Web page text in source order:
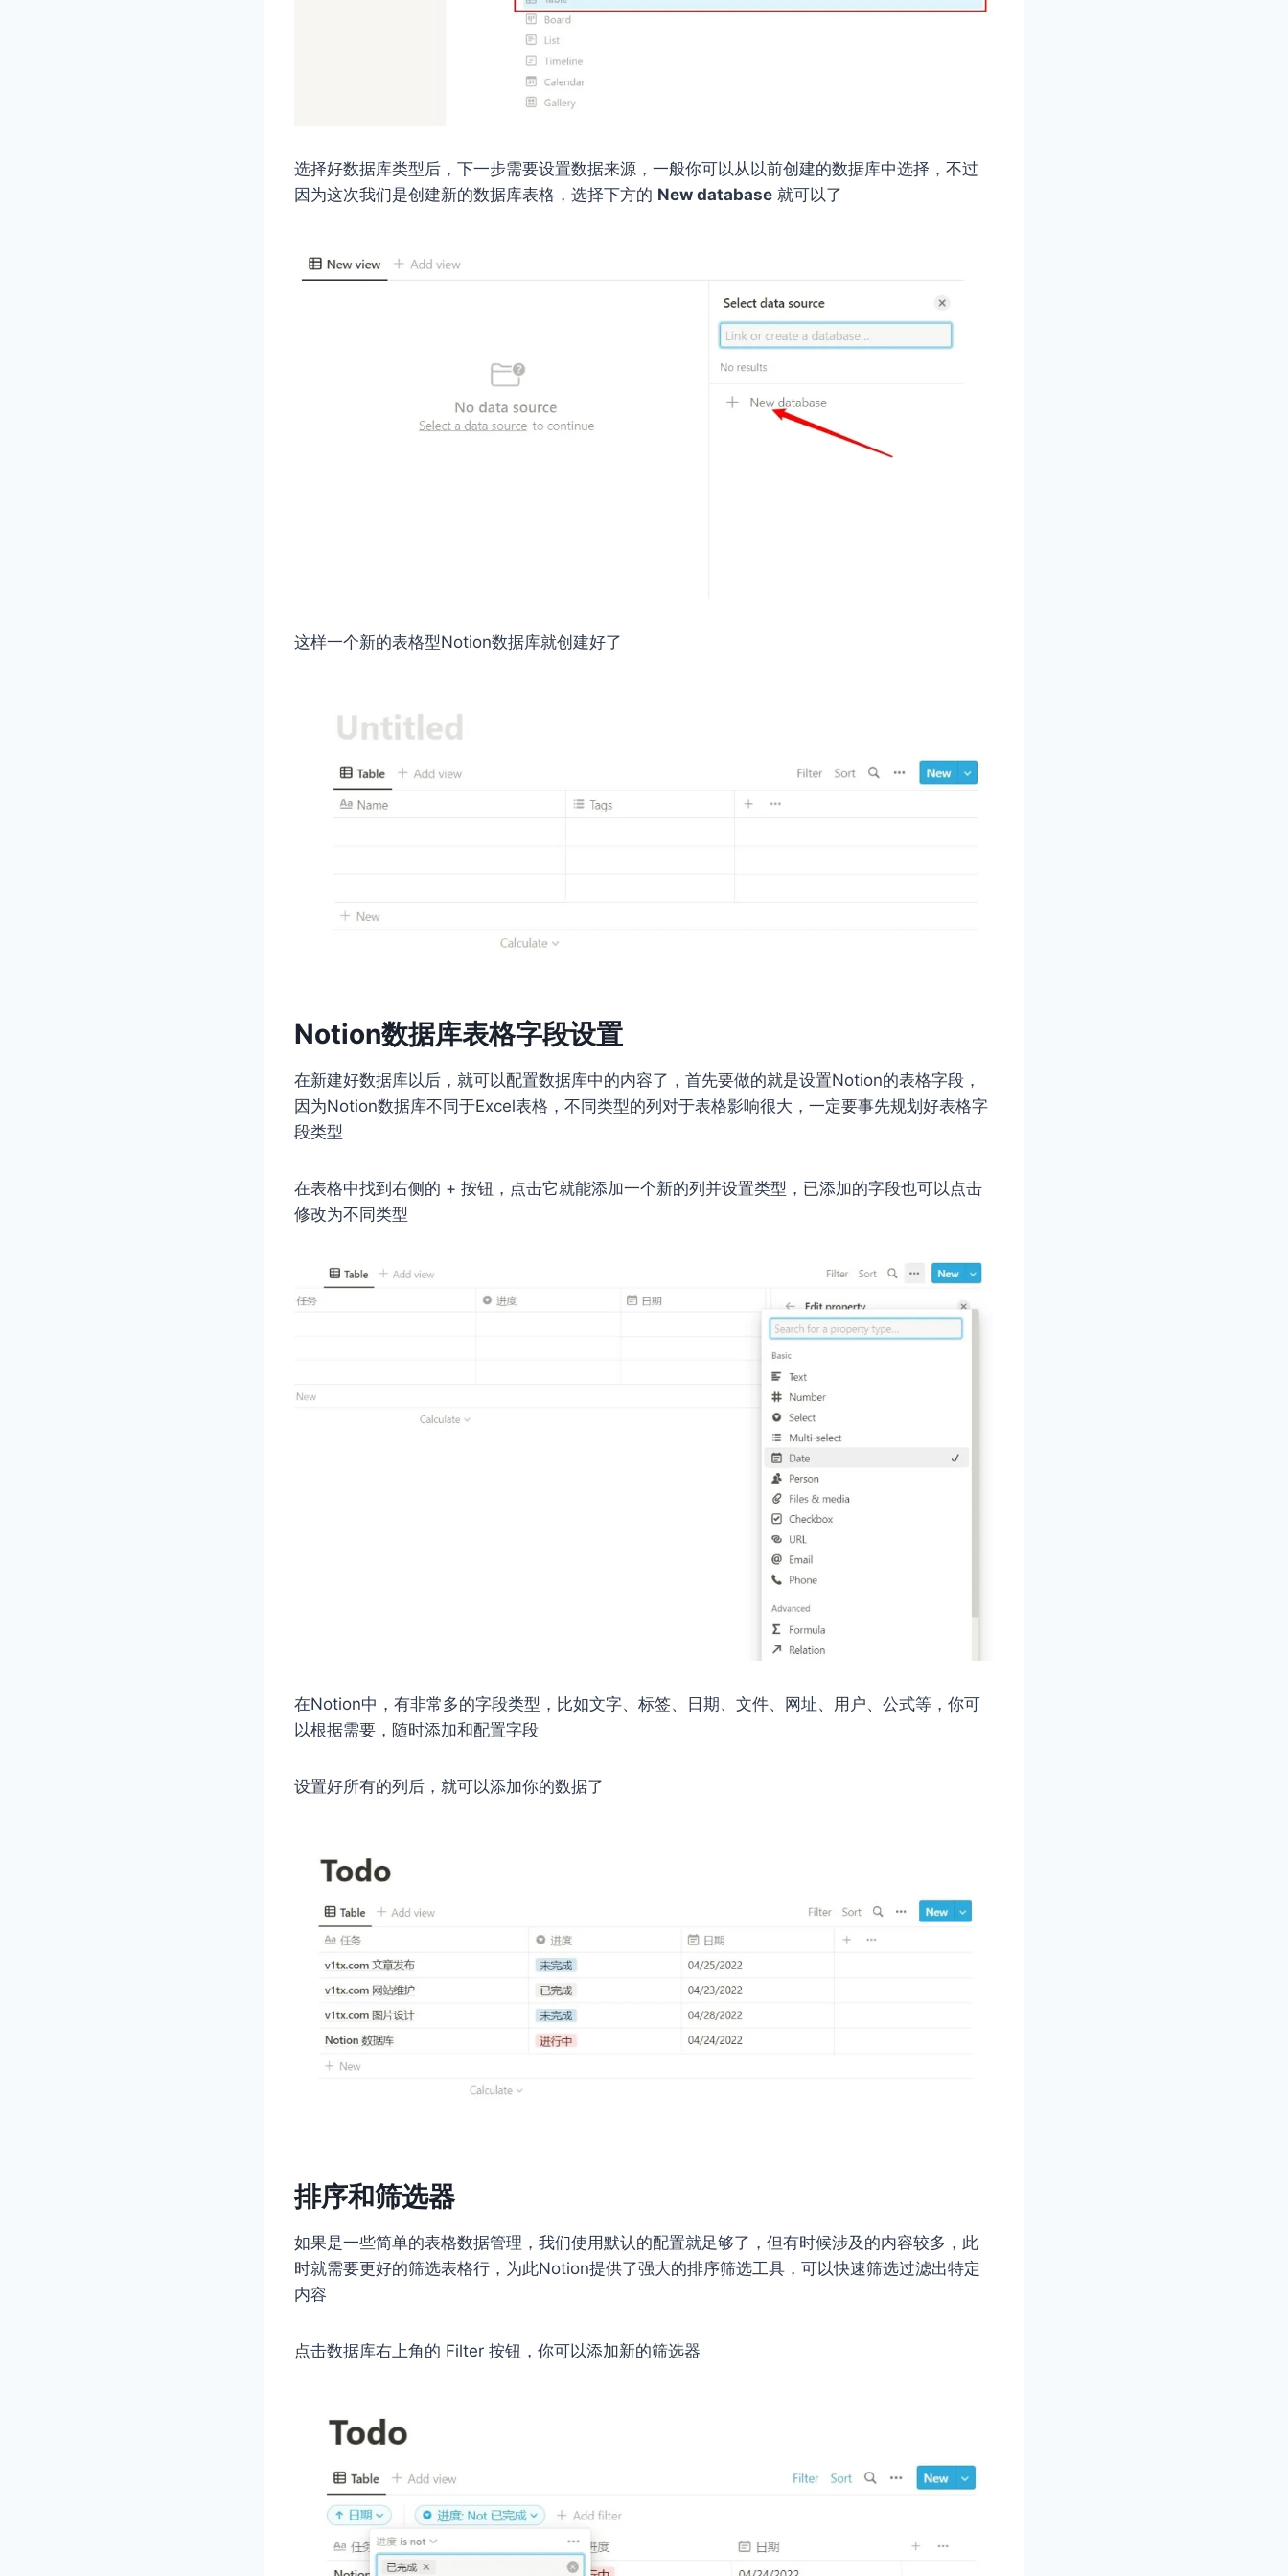
选择好数据库类型后，下一步需要设置数据来源，一般你可以从以前创建的数据库中选择，不过
因为这次我们是创建新的数据库表格，选择下方的 New database 就可以了
这样一个新的表格型Notion数据库就创建好了
Notion数据库表格字段设置
在新建好数据库以后，就可以配置数据库中的内容了，首先要做的就是设置Notion的表格字段，
因为Notion数据库不同于Excel表格，不同类型的列对于表格影响很大，一定要事先规划好表格字
段类型
在表格中找到右侧的 + 按钮，点击它就能添加一个新的列并设置类型，已添加的字段也可以点击
修改为不同类型
在Notion中，有非常多的字段类型，比如文字、标签、日期、文件、网址、用户、公式等，你可
以根据需要，随时添加和配置字段
设置好所有的列后，就可以添加你的数据了
排序和筛选器
如果是一些简单的表格数据管理，我们使用默认的配置就足够了，但有时候涉及的内容较多，此
时就需要更好的筛选表格行，为此Notion提供了强大的排序筛选工具，可以快速筛选过滤出特定
内容
点击数据库右上角的 Filter 按钮，你可以添加新的筛选器